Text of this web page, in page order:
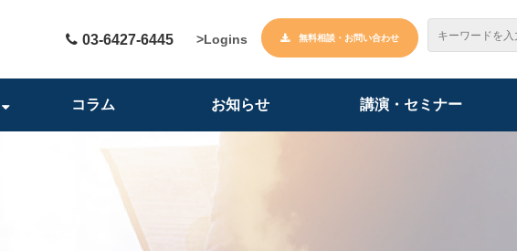
03-6427-6445 >Logins 無料相談・お問い合わせ
コラム お知らせ 講演・セミナー